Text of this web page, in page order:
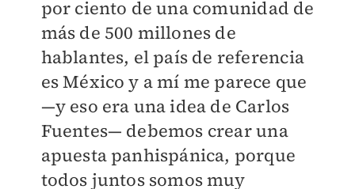
por ciento de una comunidad de
más de 500 millones de
hablantes, el país de referencia
es México y a mí me parece que
—y eso era una idea de Carlos
Fuentes— debemos crear una
apuesta panhispánica, porque
todos juntos somos muy